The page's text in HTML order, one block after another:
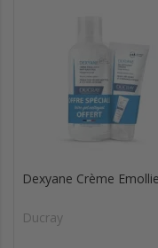
Dexyane Crème
Ducray